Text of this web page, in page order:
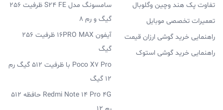
تفاوت پک هند وچین وگلوبال
تعمیرات تخصصی موبایل
راهنمایی خرید گوشی ارزان قیمت
راهنمایی خرید گوشی استوک
سامسونگ مدل S24 FE ظرفیت 256
گیگ و رم 8
آیفون 16PRO MAX ظرفیت 256
گیگ
Poco X7 Pro با ظرفیت 512 گیگ رم
12 گیگ
Redmi Note 14 Pro 4G حافظه 512